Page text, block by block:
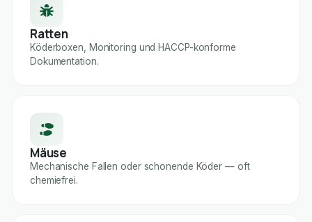
Ratten
Köderboxen, Monitoring und HACCP-konforme
Dokumentation.
Mäuse
Mechanische Fallen oder schonende Köder — oft
chemiefrei.